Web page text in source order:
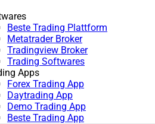
Beste Trading Plattform
Metatrader Broker
Tradingview Broker
Trading Softwares
Apps
Forex Trading App
Daytrading App
Demo Trading App
Beste Trading App